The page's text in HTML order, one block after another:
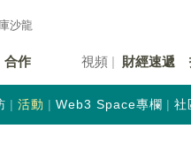
沙龍
合作 視頻 財經速遞
活動 Web3 Space專欄 社